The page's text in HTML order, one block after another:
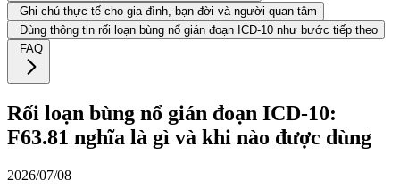
Ghi chú thực tế cho gia đình, bạn đời và người quan tâm
Dùng thông tin rối loạn bùng nổ gián đoạn ICD-10 như bước tiếp theo
FAQ
Rối loạn bùng nổ gián đoạn ICD-10:
F63.81 nghĩa là gì và khi nào được dùng
2026/07/08